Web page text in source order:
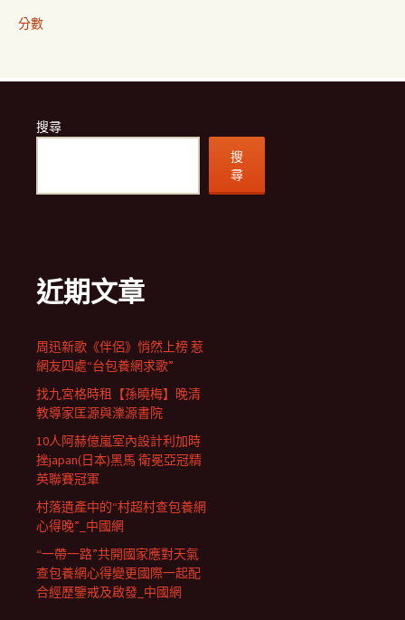
分數
搜尋
搜
尋
近期文章
周迅新歌《伴侶》悄然上榜 惹
網友四處“台包養網求歌”
找九宮格時租【孫曉梅】晚清
教導家匡源與濼源書院
10人阿赫億嵐室內設計利加時
挫japan(日本)黑馬 衛冕亞冠精
英聯賽冠軍
村落遺產中的“村超村查包養網
心得晚”_中國網
“一帶一路”共開國家應對天氣
查包養網心得變更國際一起配
合經歷鑒戒及啟發_中國網